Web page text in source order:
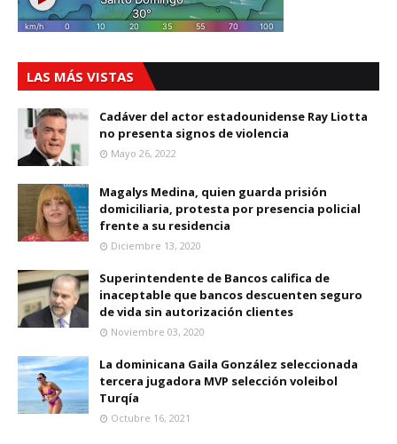
LAS MÁS VISTAS
Cadáver del actor estadounidense Ray Liotta
no presenta signos de violencia
Mayo 26, 2022
Magalys Medina, quien guarda prisión
domiciliaria, protesta por presencia policial
frente a su residencia
Diciembre 13, 2020
Superintendente de Bancos califica de
inaceptable que bancos descuenten seguro
de vida sin autorización clientes
Noviembre 03, 2020
La dominicana Gaila González seleccionada
tercera jugadora MVP selección voleibol
Turqía
Octubre 16, 2021